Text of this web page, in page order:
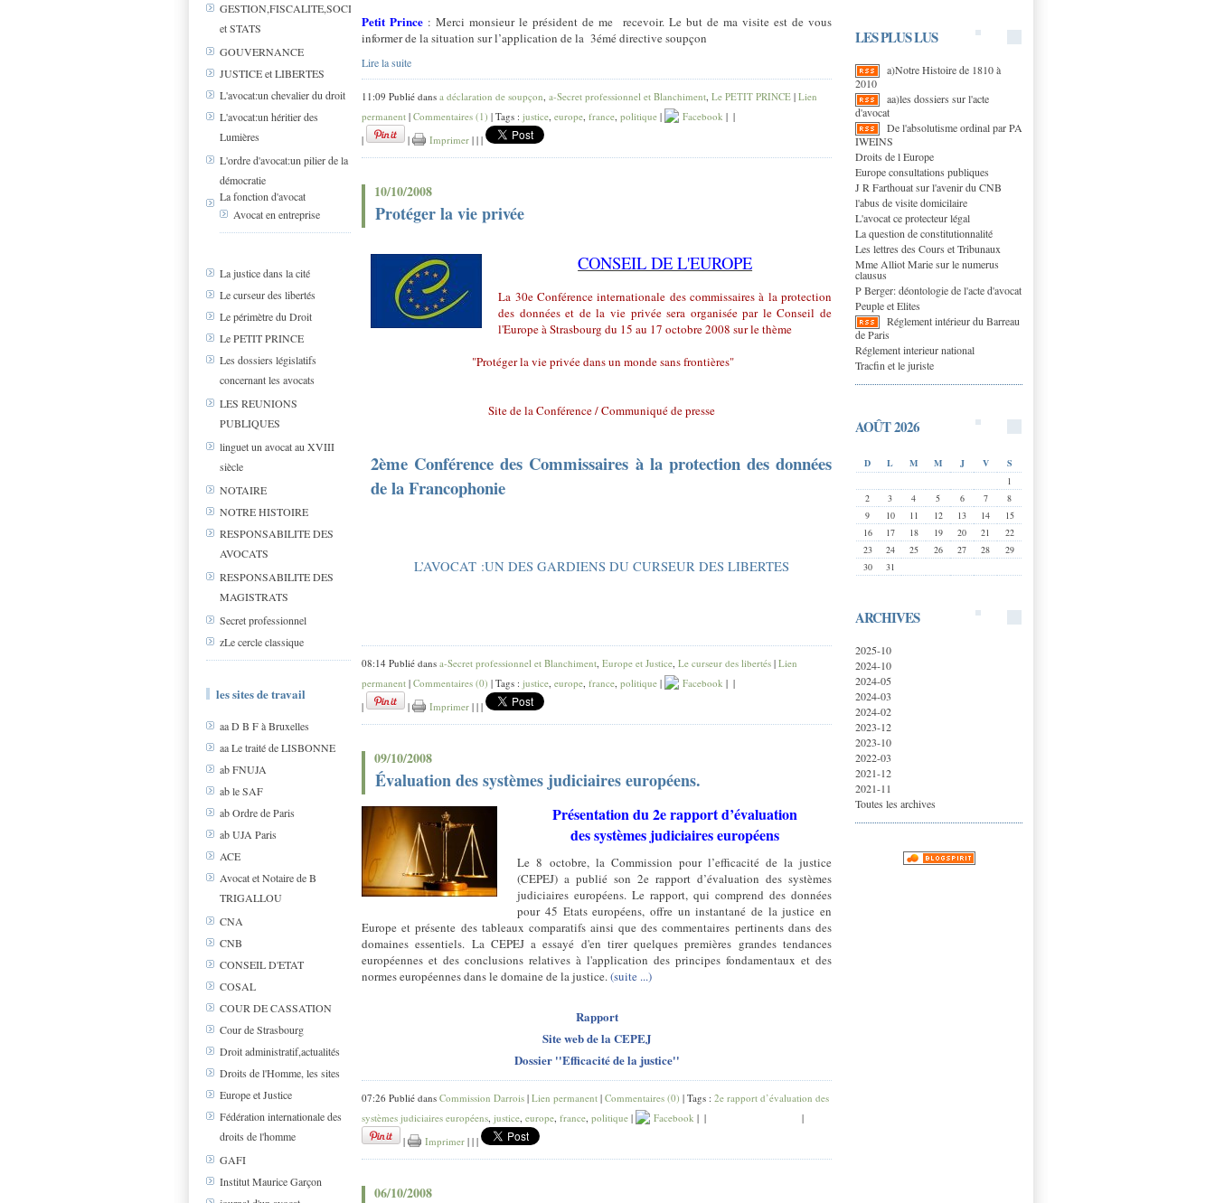
GESTION,FISCALITE,SOCIAL
et STATS
GOUVERNANCE
JUSTICE et LIBERTES
L'avocat:un chevalier du droit
L'avocat:un héritier des
Lumières
L'ordre d'avocat:un pilier de la
démocratie
La fonction d'avocat
Avocat en entreprise
La justice dans la cité
Le curseur des libertés
Le périmètre du Droit
Le PETIT PRINCE
Les dossiers législatifs
concernant les avocats
LES REUNIONS
PUBLIQUES
linguet un avocat au XVIII
siècle
NOTAIRE
NOTRE HISTOIRE
RESPONSABILITE DES
AVOCATS
RESPONSABILITE DES
MAGISTRATS
Secret professionnel
zLe cercle classique
les sites de travail
aa D B F à Bruxelles
aa Le traité de LISBONNE
ab FNUJA
ab le SAF
ab Ordre de Paris
ab UJA Paris
ACE
Avocat et Notaire de B
TRIGALLOU
CNA
CNB
CONSEIL D'ETAT
COSAL
COUR DE CASSATION
Cour de Strasbourg
Droit administratif,actualités
Droits de l'Homme, les sites
Europe et Justice
Fédération internationale des
droits de l'homme
GAFI
Institut Maurice Garçon
LES PLUS LUS
a)Notre Histoire de 1810 à
2010
aa)les dossiers sur l'acte
d'avocat
De l'absolutisme ordinal par PA
IWEINS
Droits de l Europe
Europe consultations publiques
J R Farthouat sur l'avenir du CNB
l'abus de visite domicilaire
L'avocat ce protecteur légal
La question de constitutionnalité
Les lettres des Cours et Tribunaux
Mme Alliot Marie sur le numerus
clausus
P Berger: déontologie de l'acte d'avocat
Peuple et Elites
Réglement intérieur du Barreau
de Paris
Réglement interieur national
Tracfin et le juriste
AOÛT 2026
D L M M J V
S
1
2
3 4 5 6 7
8
9
10 11 12 13 14
15
16
17 18 19 20 21
22
23
24 25 26 27 28
29
30
31
ARCHIVES
2025-10
2024-10
2024-05
2024-03
2024-02
2023-12
2023-10
2022-03
2021-12
2021-11
Toutes les archives
Petit Prince : Merci monsieur le président de me
recevoir. Le but de ma visite est de vous
informer de la situation sur l’application de la 3émé directive soupçon
Lire la suite
11:09 Publié dans a déclaration de soupçon, a-Secret professionnel et Blanchiment, Le PETIT PRINCE | Lien
permanent | Commentaires (1) | Tags : justice, europe, france, politique | Facebook | |
|
| Imprimer | | |
10/10/2008
Protéger la vie privée
CONSEIL DE L'EUROPE
La 30e Conférence internationale des commissaires à la protection
des données et de la vie privée sera organisée par le Conseil de
l'Europe à Strasbourg du 15 au 17 octobre 2008 sur le thème
"Protéger la vie privée dans un monde sans frontières"
Site de la Conférence/Communiqué de presse
2ème Conférence des Commissaires à la protection des données
de la Francophonie
L’AVOCAT :UN DES GARDIENS DU CURSEUR DES LIBERTES
08:14 Publié dans a-Secret professionnel et Blanchiment, Europe et Justice, Le curseur des libertés | Lien
permanent | Commentaires (0) | Tags : justice, europe, france, politique | Facebook | |
|
| Imprimer | | |
09/10/2008
Évaluation des systèmes judiciaires européens.
Présentation du 2e rapport d’évaluation
des systèmes judiciaires européens
Le 8 octobre, la Commission pour l’efficacité de la justice
(CEPEJ) a publié son 2e rapport d’évaluation des systèmes
judiciaires européens. Le rapport, qui comprend des données
pour 45 Etats européens, offre un instantané de la justice en
Europe et présente des tableaux comparatifs ainsi que des commentaires pertinents dans des
domaines essentiels. La CEPEJ a essayé d'en tirer quelques premières grandes tendances
européennes et des conclusions relatives à l'application des principes fondamentaux et des
normes européennes dans le domaine de la justice.(suite ...)
Rapport
Site web de la CEPEJ
Dossier ''Efficacité de la justice''
07:26 Publié dans Commission Darrois | Lien permanent | Commentaires (0) | Tags : 2e rapport d’évaluation des
systèmes judiciaires européens, justice, europe, france, politique | Facebook | |
|
|
Imprimer | | |
06/10/2008